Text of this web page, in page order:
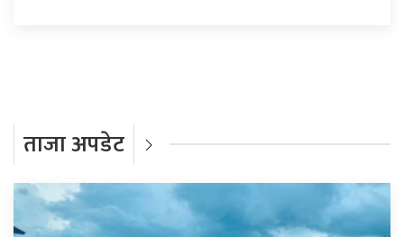
ताजा अपडेट